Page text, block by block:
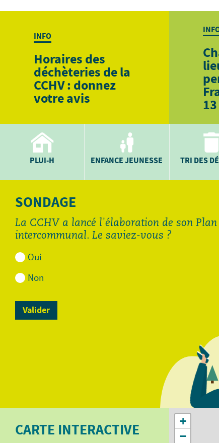
INFO
Horaires des
déchèteries de la
CCHV : donnez
votre avis
PLUI-H ENFANCE JEUNESSE TRI DES
SONDAGE
La CCHV a lancé l'élaboration de son
intercommunal. Le saviez-vous ?
Oui
Non
Demande de diagnostic
assainissement pour
Cornimont et La Bresse.pdf
CARTE INTERACTIVE
+
−